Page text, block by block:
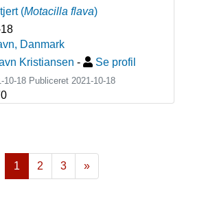
(Motacilla flava)
, Danmark
Kristiansen - Se profil
10-18 Publiceret 2021-10-18
1 2 3
»
Næste